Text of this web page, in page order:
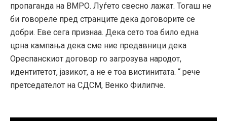
пропаганда на ВМРО. Луѓето свесно лажат. Тогаш не
би говореле пред странците дека договорите се
добри. Еве сега признаа. Дека сето тоа било една
црна кампања дека сме ние предавници дека
Ореспанскиот договор го загрозува народот,
идентитетот, јазикот, а не е тоа вистинитата. “ рече
претседателот на СДСМ, Венко Филипче.